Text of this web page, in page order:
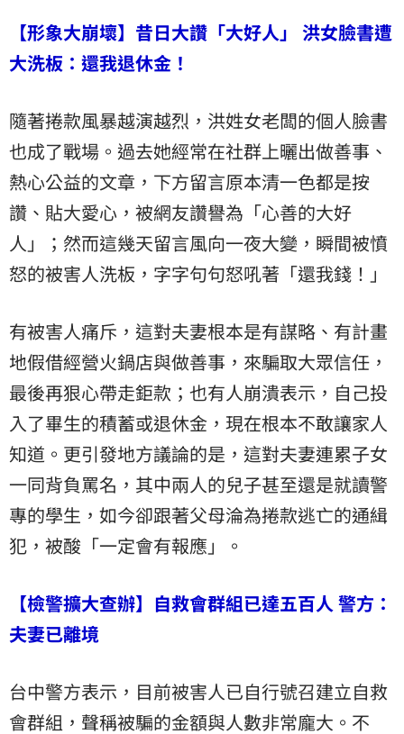
【形象大崩壞】昔日大讚「大好人」 洪女臉書遭
大洗板：還我退休金！
隨著捲款風暴越演越烈，洪姓女老闆的個人臉書
也成了戰場。過去她經常在社群上曬出做善事、
熱心公益的文章，下方留言原本清一色都是按
讚、貼大愛心，被網友讚譽為「心善的大好
人」；然而這幾天留言風向一夜大變，瞬間被憤
怒的被害人洗板，字字句句怒吼著「還我錢！」
有被害人痛斥，這對夫妻根本是有謀略、有計畫
地假借經營火鍋店與做善事，來騙取大眾信任，
最後再狠心帶走鉅款；也有人崩潰表示，自己投
入了畢生的積蓄或退休金，現在根本不敢讓家人
知道。更引發地方議論的是，這對夫妻連累子女
一同背負罵名，其中兩人的兒子甚至還是就讀警
專的學生，如今卻跟著父母淪為捲款逃亡的通緝
犯，被酸「一定會有報應」。
【檢警擴大查辦】自救會群組已達五百人 警方：
夫妻已離境
台中警方表示，目前被害人已自行號召建立自救
會群組，聲稱被騙的金額與人數非常龐大。不